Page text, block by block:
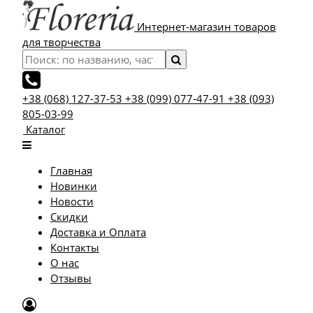
Интернет-магазин товаров
для творчества
+38 (068) 127-37-53 +38 (099) 077-47-91 +38 (093)
805-03-99
Каталог
Главная
Новинки
Новости
Скидки
Доставка и Оплата
Контакты
О нас
Отзывы